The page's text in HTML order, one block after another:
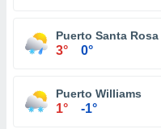
Puerto Santa Rosa
3° 0°
Puerto Williams
1° -1°